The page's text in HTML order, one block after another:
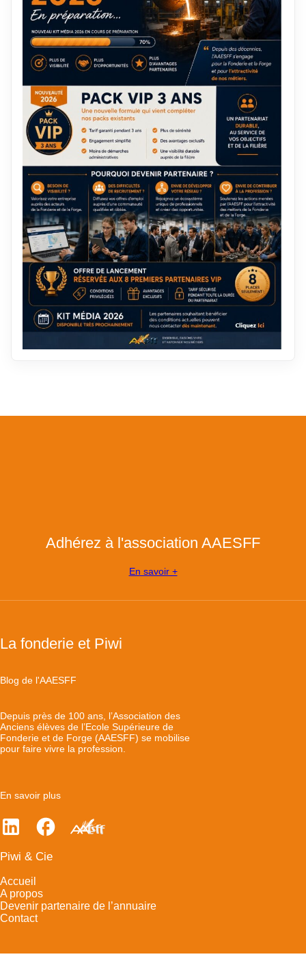
Adhérez à l'association AAESFF
En savoir +
La fonderie et Piwi
Blog de l'AAESFF
Depuis près de 100 ans, l’Association des
Anciens élèves de l’Ecole Supérieure de
Fonderie et de Forge (AAESFF) se mobilise
pour faire vivre la profession.
En savoir plus
Piwi & Cie
Accueil
A propos
Devenir partenaire de l’annuaire
Contact